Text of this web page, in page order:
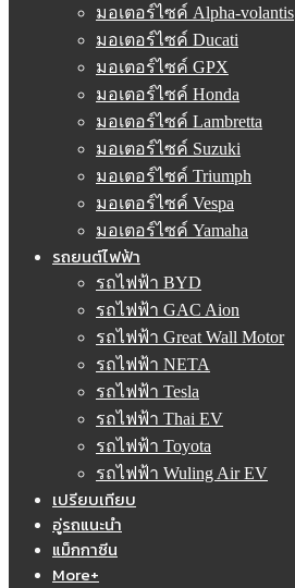
มอเตอร์ไซค์ Alpha-volantis
มอเตอร์ไซค์ Ducati
มอเตอร์ไซค์ GPX
มอเตอร์ไซค์ Honda
มอเตอร์ไซค์ Lambretta
มอเตอร์ไซค์ Suzuki
มอเตอร์ไซค์ Triumph
มอเตอร์ไซค์ Vespa
มอเตอร์ไซค์ Yamaha
รถยนต์ไฟฟ้า
รถไฟฟ้า BYD
รถไฟฟ้า GAC Aion
รถไฟฟ้า Great Wall Motor
รถไฟฟ้า NETA
รถไฟฟ้า Tesla
รถไฟฟ้า Thai EV
รถไฟฟ้า Toyota
รถไฟฟ้า Wuling Air EV
เปรียบเทียบ
อู่รถแนะนำ
แม็กกาซีน
More+